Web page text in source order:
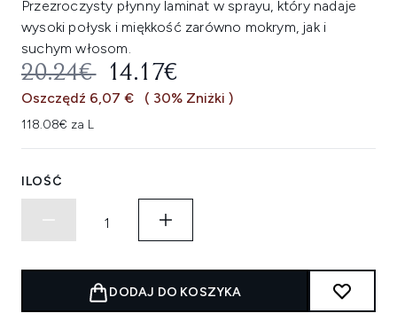
Przezroczysty płynny laminat w sprayu, który nadaje
wysoki połysk i miękkość zarówno mokrym, jak i
suchym włosom.
SUGEROWANA CENA
20.24€ AKTUALNA CENA:
14.17€
Oszczędź 6,07 € ( 30% Zniżki )
118.08€ za L
ILOŚĆ
DODAJ DO KOSZYKA